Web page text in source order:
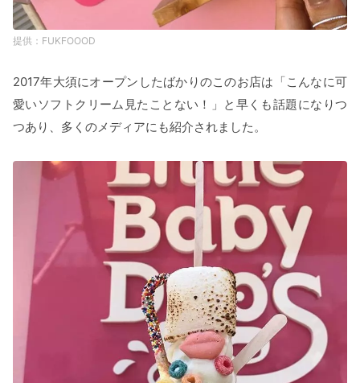
FUKFOOOD
2017年大須にオープンしたばかりのこのお店は「こんなに可
愛いソフトクリーム見たことない！」と早くも話題になりつ
つあり、多くのメディアにも紹介されました。